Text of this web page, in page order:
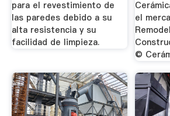
para el revestimiento de
las paredes debido a su
alta resistencia y su
facilidad de limpieza.
el
©